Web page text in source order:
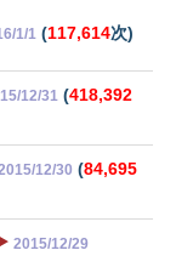
1/1 (117,614次)
12/31 (418,392
12/30 (84,695
2015/12/29